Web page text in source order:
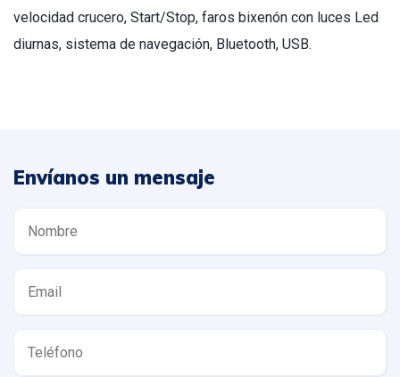
velocidad crucero, Start/Stop, faros bixenón con luces Led
diurnas, sistema de navegación, Bluetooth, USB.
Envíanos un mensaje